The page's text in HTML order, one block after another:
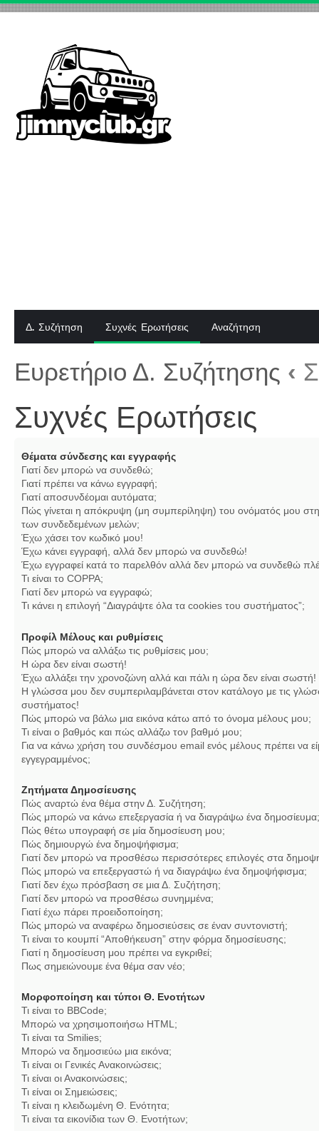
Δ. Συζήτηση Συχνές Ερωτήσεις Αναζήτηση
Ευρετήριο Δ. Συζήτησης ‹
Συχνές Ερωτήσεις
Θέματα σύνδεσης και εγγραφής
Γιατί δεν μπορώ να συνδεθώ;
Γιατί πρέπει να κάνω εγγραφή;
Γιατί αποσυνδέομαι αυτόματα;
Πώς γίνεται η απόκρυψη (μη συμπερίληψη) του ονόματός μου στη
των συνδεδεμένων μελών;
Έχω χάσει τον κωδικό μου!
Έχω κάνει εγγραφή, αλλά δεν μπορώ να συνδεθώ!
Έχω εγγραφεί κατά το παρελθόν αλλά δεν μπορώ να συνδεθώ
Τι είναι το COPPA;
Γιατί δεν μπορώ να εγγραφώ;
Τι κάνει η επιλογή “Διαγράψτε όλα τα cookies του συστήματος”;
Προφίλ Μέλους και ρυθμίσεις
Πώς μπορώ να αλλάξω τις ρυθμίσεις μου;
Η ώρα δεν είναι σωστή!
Έχω αλλάξει την χρονοζώνη αλλά και πάλι η ώρα δεν είναι σωστή!
Η γλώσσα μου δεν συμπεριλαμβάνεται στον κατάλογο με τις
συστήματος!
Πώς μπορώ να βάλω μια εικόνα κάτω από το όνομα μέλους μου;
Τι είναι ο βαθμός και πώς αλλάζω τον βαθμό μου;
Για να κάνω χρήση του συνδέσμου email ενός μέλους πρέπει να
εγγεγραμμένος;
Ζητήματα Δημοσίευσης
Πώς αναρτώ ένα θέμα στην Δ. Συζήτηση;
Πώς μπορώ να κάνω επεξεργασία ή να διαγράψω ένα δημοσίευμα;
Πώς θέτω υπογραφή σε μία δημοσίευση μου;
Πώς δημιουργώ ένα δημοψήφισμα;
Γιατί δεν μπορώ να προσθέσω περισσότερες επιλογές στα
Πώς μπορώ να επεξεργαστώ ή να διαγράψω ένα δημοψήφισμα;
Γιατί δεν έχω πρόσβαση σε μια Δ. Συζήτηση;
Γιατί δεν μπορώ να προσθέσω συνημμένα;
Γιατί έχω πάρει προειδοποίηση;
Πώς μπορώ να αναφέρω δημοσιεύσεις σε έναν συντονιστή;
Τι είναι το κουμπί “Αποθήκευση” στην φόρμα δημοσίευσης;
Γιατί η δημοσίευση μου πρέπει να εγκριθεί;
Πως σημειώνουμε ένα θέμα σαν νέο;
Μορφοποίηση και τύποι Θ. Ενοτήτων
Τι είναι το BBCode;
Μπορώ να χρησιμοποιήσω HTML;
Τι είναι τα Smilies;
Μπορώ να δημοσιεύω μια εικόνα;
Τι είναι οι Γενικές Ανακοινώσεις;
Τι είναι οι Ανακοινώσεις;
Τι είναι οι Σημειώσεις;
Τι είναι η κλειδωμένη Θ. Ενότητα;
Τι είναι τα εικονίδια των Θ. Ενοτήτων;